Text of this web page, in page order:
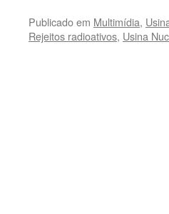
Publicado em Multimídia,
Rejeitos radioativos, Usina